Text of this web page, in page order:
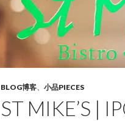
BLOG博客、 小品PIECES
ST MIKE’S |